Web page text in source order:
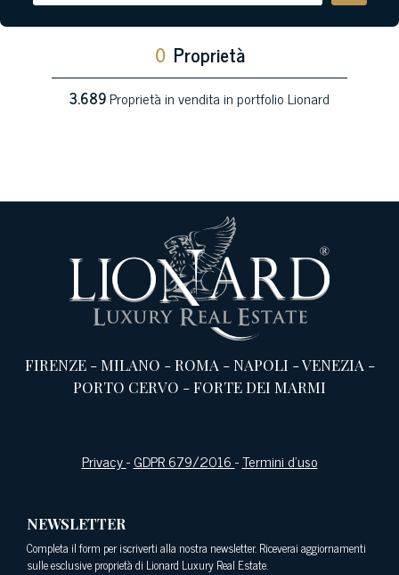
0 Proprietà
3.689Proprietà in vendita in portfolio Lionard
FIRENZE-MILANO -ROMA -NAPOLI -VENEZIA -
PORTO CERVO -FORTE DEI MARMI
Privacy-GDPR 679/2016-Termini d’uso
NEWSLETTER
Completa il form per iscriverti alla nostra newsletter. Riceverai aggiornamenti
sulle esclusive proprietà di Lionard Luxury Real Estate.